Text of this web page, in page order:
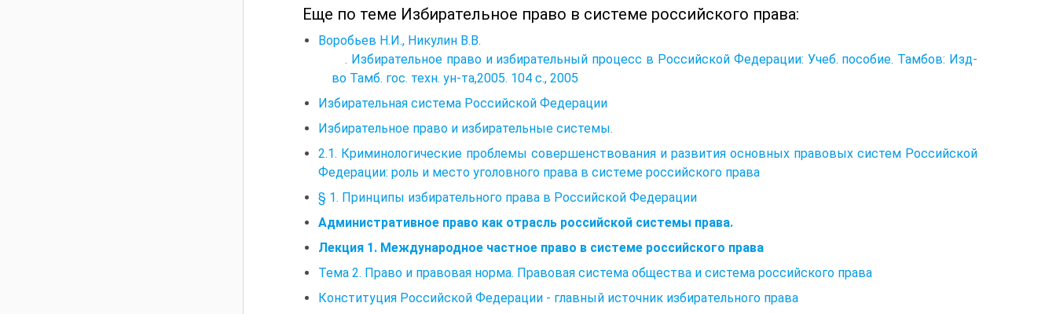
Еще по теме Избирательное право в системе российского права:
Воробьев Н.И., Никулин В.В.
. Избирательное право и избирательный процесс в Российской Федерации: Учеб. пособие. Тамбов: Изд-
во Тамб. гос. техн. ун-та,2005. 104 с., 2005
Избирательная система Российской Федерации
Избирательное право и избирательные системы.
2.1. Криминологические проблемы совершенствования и развития основных правовых систем Российской
Федерации: роль и место уголовного права в системе российского права
§ 1. Принципы избирательного права в Российской Федерации
Административное право как отрасль российской системы права.
Лекция 1. Международное частное право в системе российского права
Тема 2. Право и правовая норма. Правовая система общества и система российского права
Конституция Российской Федерации - главный источник избирательного права